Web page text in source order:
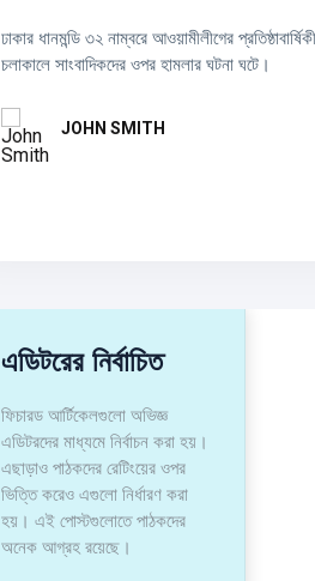
ঢাকার ধানমন্ডি ৩২ নাম্বরে আওয়ামীলীগের
চলাকালে সাংবাদিকদের ওপর হামলার ঘটনা ঘটে।
JOHN SMITH
চলমান ২০২৬ বিশ্বকাপে আর্জেন্টিনার অধিনায়ক
পরবর্তীতে অস্ট্রিয়ার
এডিটরের নির্বাচিত
ফিচারড আর্টিকেলগুলো অভিজ্ঞ
এডিটরদের মাধ্যমে নির্বাচন করা হয়।
এছাড়াও পাঠকদের রেটিংয়ের ওপর
ভিত্তি করেও এগুলো নির্ধারণ করা
হয়। এই পোস্টগুলোতে পাঠকদের
অনেক আগ্রহ রয়েছে।